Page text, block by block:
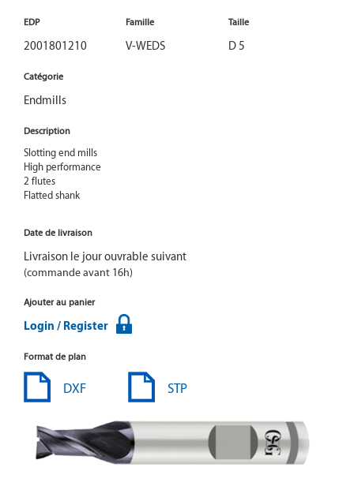
EDP
2001801210
Famille
V-WEDS
Taille
D 5
Catégorie
Endmills
Description
Slotting end mills
High performance
2 flutes
Flatted shank
Date de livraison
Livraison le jour ouvrable suivant
(commande avant 16h)
Ajouter au panier
Login / Register
Format de plan
DXF STP